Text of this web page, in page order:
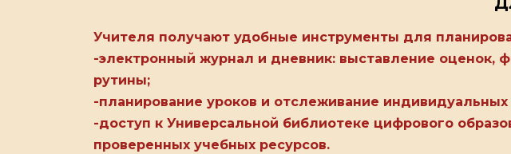
Учителя получают удобные инструменты для
-электронный журнал и дневник: выставление оценок,
рутины;
-планирование уроков и отслеживание
-доступ к Универсальной библиотеке цифрового
проверенных учебных ресурсов.